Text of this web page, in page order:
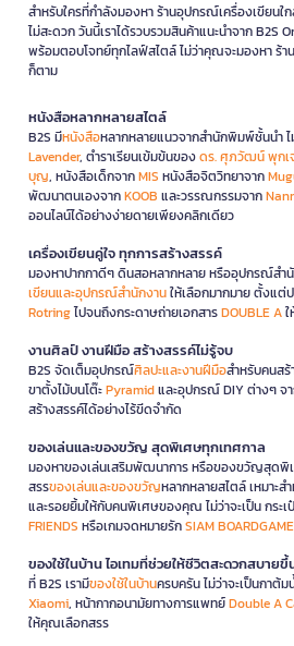
สำหรับใครที่กำลังมองหา ร้านอุปกรณ์เครื่องเขียนใ
ไม่สะดวก วันนี้เราได้รวบรวมสินค้าแนะนำจาก B2S
พร้อมตอบโจทย์ทุกไลฟ์สไตล์ ไม่ว่าคุณจะมองหา ร้
ก็ตาม
หนังสือหลากหลายสไตล์
B2S มีหนังสือหลากหลายแนวจากสำนักพิมพ์ชั้นนำ
Lavender, ตำราเรียนเข้มข้นของดร. ศุภวัฒน์ พุก
บุญ, หนังสือเด็กจากMIS หนังสือจิตวิทยาจาก
พัฒนาตนเองจากKOOB และวรรณกรรมจาก
ออนไลน์ได้อย่างง่ายดายเพียงคลิกเดียว
เครื่องเขียนคู่ใจ ทุกการสร้างสรรค์
มองหาปากกาดีๆ ดินสอหลากหลาย หรืออุปกรณ์สำ
เขียนและอุปกรณ์สำนักงานให้เลือกมากมาย ตั้งแต่
Rotringไปจนถึงกระดาษถ่ายเอกสารDOUBLE A
งานศิลป์ งานฝีมือ สร้างสรรค์ไม่รู้จบ
B2S จัดเต็มอุปกรณ์ศิลปะและงานฝีมือสำหรับคนส
ขาตั้งไม้บนโต๊ะPyramidและอุปกรณ์ DIY ต่างๆ จ
สร้างสรรค์ได้อย่างไร้ขีดจำกัด
ของเล่นและของขวัญ สุดพิเศษทุกเทศกาล
มองหาของเล่นเสริมพัฒนาการ หรือของขวัญสุดพิเ
สรรของเล่นและของขวัญหลากหลายสไตล์ เหมาะ
และรอยยิ้มให้กับคนพิเศษของคุณ ไม่ว่าจะเป็น กระ
FRIENDS หรือเกมจดหมายรักSIAM
ของใช้ในบ้าน ไอเทมที่ช่วยให้ชีวิตสะดวกสบายขึ้
ที่ B2S เรามีของใช้ในบ้านครบครัน ไม่ว่าจะเป็นกาต้ม
Xiaomi, หน้ากากอนามัยทางการแพทย์Double A
ให้คุณเลือกสรร